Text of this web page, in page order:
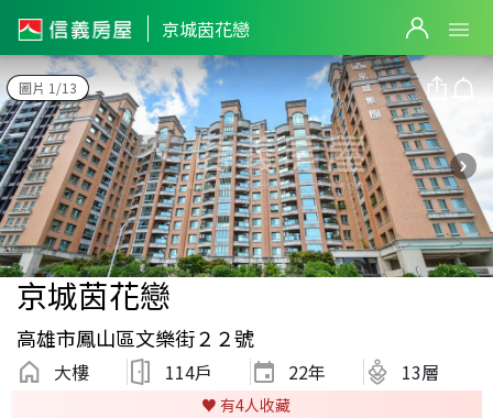
京城茵花戀
圖片 1/13
京城茵花戀
高雄市鳳山區文樂街２２號
大樓 114戶 22年 13層
♥️ 有4人收藏